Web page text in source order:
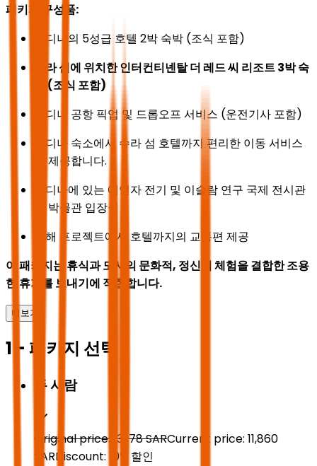
패키지 구성품:
메디나의 5성급 호텔 2박 숙박 (조식 포함)
슈라 섬에 위치한 인터컨티넨탈 더 레드 씨 리조트 3박 숙
박 (조식 포함)
메디나 공항 픽업 및 드롭오프 서비스 (운전기사 포함)
메디나 숙소에서 슈라 섬 호텔까지 편리한 이동 서비스
를 제공합니다.
메디나에 있는 예언자 전기 및 이슬람 연구 국제 전시관
및 박물관 입장권
홍해 프로젝트에서 호텔까지의 교통편 제공
이 패키지는 휴식과 도시의 문화적, 정신적 체험을 결합한 조용
한 휴가를 보내기에 적합합니다.
더보기
1 - 패키지 선택
두 사람
Original price: 13,178SARCurrent price: 11,860
SARDiscount: 10% 할인